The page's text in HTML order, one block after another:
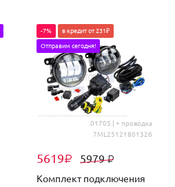
.01705 | + проводка
7ML25121801326
5619₽ 5979₽
-7% в кредит от 231₽
Отправим сегодня!
Комплект подключения